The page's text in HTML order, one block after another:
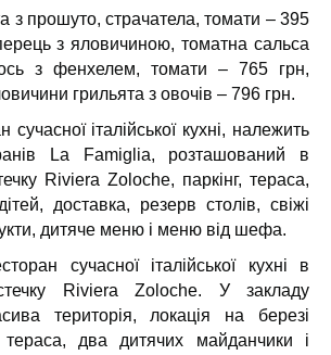
з прошуто, страчатела, томати – 395
з яловичиною, томатна сальса
з фенхелем, томати – 765 грн,
грильята з овочів – 796 грн.
сучасної італійської кухні, належить
La Famiglia, розташований в
Riviera Zoloche, паркінг, тераса,
доставка, резерв столів, свіжі
дитяче меню і меню від шефа.
сучасної італійської кухні в
Riviera Zoloche. У закладу
територія, локація на березі
два дитячих майданчики і